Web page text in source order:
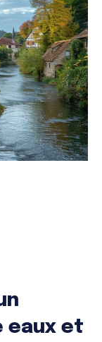
eaux et